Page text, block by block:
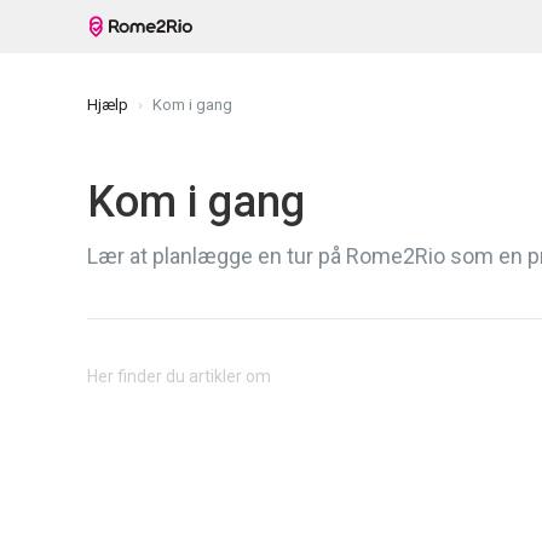
Hjælp Kom i gang
Kom i gang
Lær at planlægge en tur på Rome2Rio som en
Her finder du artikler om